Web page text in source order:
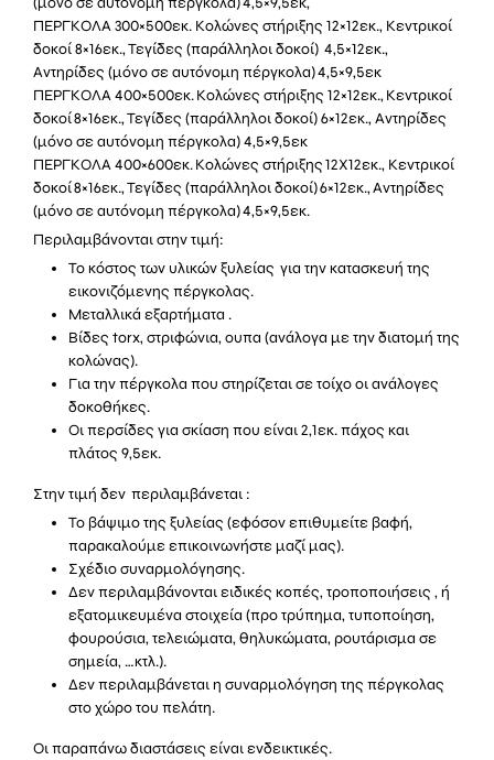
ΠΕΡΓΚΟΛΑ 300×500εκ. Κολώνες στήριξης 12×12εκ., Κεντρικοί
δοκοί 8×16εκ., Τεγίδες (παράλληλοι δοκοί) 4,5×12εκ.,
Αντηρίδες (μόνο σε αυτόνομη πέργκολα) 4,5×9,5εκ
ΠΕΡΓΚΟΛΑ 400×500εκ. Κολώνες στήριξης 12×12εκ., Κεντρικοί
δοκοί 8×16εκ., Τεγίδες (παράλληλοι δοκοί) 6×12εκ., Αντηρίδες
(μόνο σε αυτόνομη πέργκολα) 4,5×9,5εκ
ΠΕΡΓΚΟΛΑ 400×600εκ. Κολώνες στήριξης 12X12εκ., Κεντρικοί
δοκοί 8×16εκ., Τεγίδες (παράλληλοι δοκοί) 6×12εκ., Αντηρίδες
(μόνο σε αυτόνομη πέργκολα) 4,5×9,5εκ.
Περιλαμβάνονται στην τιμή:
Το κόστος των υλικών ξυλείας για την κατασκευή της
εικονιζόμενης πέργκολας.
Μεταλλικά εξαρτήματα .
Βίδες torx, στριφώνια, ουπα (ανάλογα με την διατομή της
κολώνας).
Για την πέργκολα που στηρίζεται σε τοίχο οι ανάλογες
δοκοθήκες.
Οι περσίδες για σκίαση που είναι 2,1εκ. πάχος και
πλάτος 9,5εκ.
Στην τιμή δεν περιλαμβάνεται :
Το βάψιμο της ξυλείας (εφόσον επιθυμείτε βαφή,
παρακαλούμε επικοινωνήστε μαζί μας).
Σχέδιο συναρμολόγησης.
Δεν περιλαμβάνονται ειδικές κοπές, τροποποιήσεις , ή
εξατομικευμένα στοιχεία (προ τρύπημα, τυποποίηση,
φουρούσια, τελειώματα, θηλυκώματα, ρουτάρισμα σε
σημεία, …κτλ.).
Δεν περιλαμβάνεται η συναρμολόγηση της πέργκολας
στο χώρο του πελάτη.
Οι παραπάνω διαστάσεις είναι ενδεικτικές.